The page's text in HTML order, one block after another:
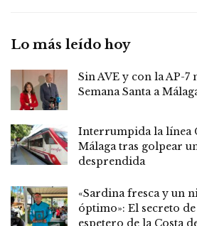
Lo más leído hoy
Sin AVE y con la AP-7
Semana Santa a
Interrumpida la línea
Málaga tras golpear
desprendida
«Sardina fresca y un
óptimo»: El secreto
espetero de la Costa